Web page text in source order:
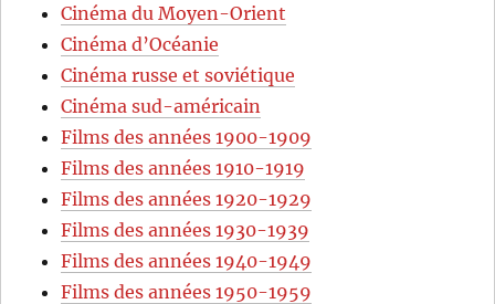
Cinéma du Moyen-Orient
Cinéma d’Océanie
Cinéma russe et soviétique
Cinéma sud-américain
Films des années 1900-1909
Films des années 1910-1919
Films des années 1920-1929
Films des années 1930-1939
Films des années 1940-1949
Films des années 1950-1959